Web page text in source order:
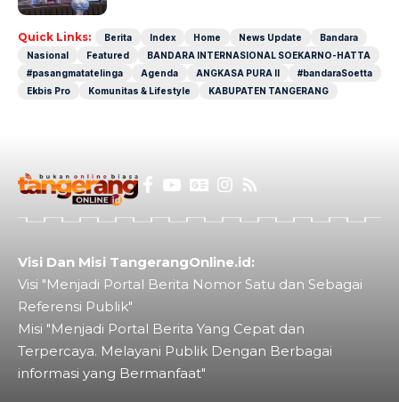
Quick Links: Berita Index Home News Update
Bandara
Nasional
Featured
BANDARA INTERNASIONAL SOEKARNO-HATTA
#pasangmatatelinga
Agenda ANGKASA PURA II
#bandaraSoetta
Ekbis Pro
Komunitas & Lifestyle KABUPATEN TANGERANG
Visi Dan Misi TangerangOnline.id:
Visi "Menjadi Portal Berita Nomor Satu dan Sebagai
Referensi Publik"
Misi "Menjadi Portal Berita Yang Cepat dan
Terpercaya. Melayani Publik Dengan Berbagai
informasi yang Bermanfaat"